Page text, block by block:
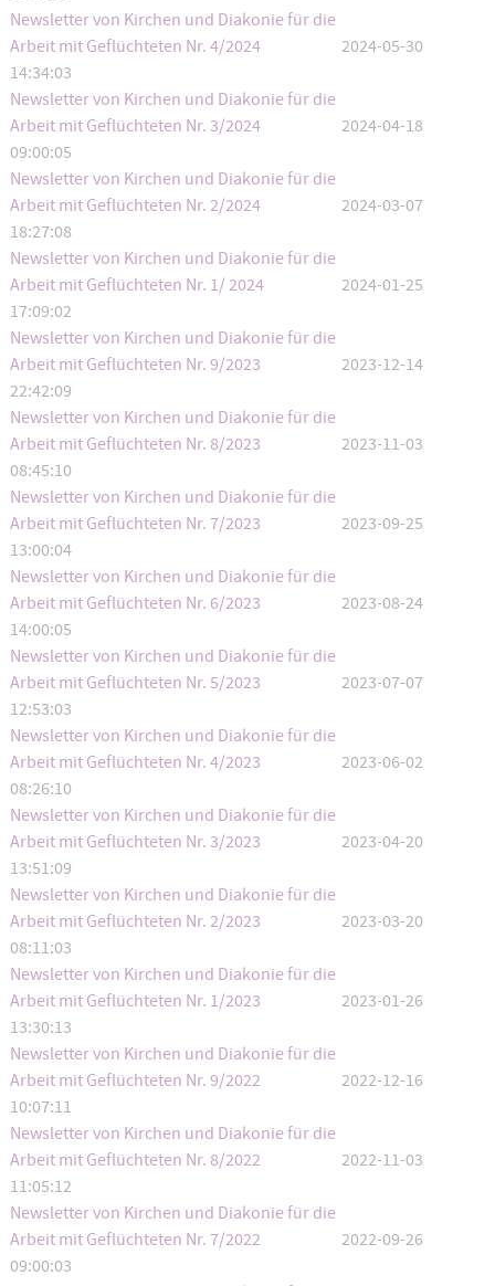
Newsletter von Kirchen und Diakonie für die
Arbeit mit Geflüchteten Nr. 4/2024
2024-05-30
14:34:03
Newsletter von Kirchen und Diakonie für die
Arbeit mit Geflüchteten Nr. 3/2024
2024-04-18
09:00:05
Newsletter von Kirchen und Diakonie für die
Arbeit mit Geflüchteten Nr. 2/2024
2024-03-07
18:27:08
Newsletter von Kirchen und Diakonie für die
Arbeit mit Geflüchteten Nr. 1/ 2024
2024-01-25
17:09:02
Newsletter von Kirchen und Diakonie für die
Arbeit mit Geflüchteten Nr. 9/2023
2023-12-14
22:42:09
Newsletter von Kirchen und Diakonie für die
Arbeit mit Geflüchteten Nr. 8/2023
2023-11-03
08:45:10
Newsletter von Kirchen und Diakonie für die
Arbeit mit Geflüchteten Nr. 7/2023
2023-09-25
13:00:04
Newsletter von Kirchen und Diakonie für die
Arbeit mit Geflüchteten Nr. 6/2023
2023-08-24
14:00:05
Newsletter von Kirchen und Diakonie für die
Arbeit mit Geflüchteten Nr. 5/2023
2023-07-07
12:53:03
Newsletter von Kirchen und Diakonie für die
Arbeit mit Geflüchteten Nr. 4/2023
2023-06-02
08:26:10
Newsletter von Kirchen und Diakonie für die
Arbeit mit Geflüchteten Nr. 3/2023
2023-04-20
13:51:09
Newsletter von Kirchen und Diakonie für die
Arbeit mit Geflüchteten Nr. 2/2023
2023-03-20
08:11:03
Newsletter von Kirchen und Diakonie für die
Arbeit mit Geflüchteten Nr. 1/2023
2023-01-26
13:30:13
Newsletter von Kirchen und Diakonie für die
Arbeit mit Geflüchteten Nr. 9/2022
2022-12-16
10:07:11
Newsletter von Kirchen und Diakonie für die
Arbeit mit Geflüchteten Nr. 8/2022
2022-11-03
11:05:12
Newsletter von Kirchen und Diakonie für die
Arbeit mit Geflüchteten Nr. 7/2022
2022-09-26
09:00:03